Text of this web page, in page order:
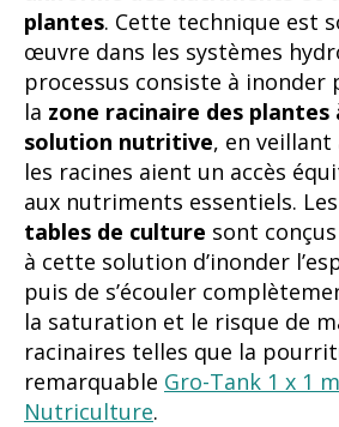
plantes. Cette technique est
œuvre dans les systèmes
processus consiste à inonder
la zone racinaire des plantes
solution nutritive, en veillant
les racines aient un accès
aux nutriments essentiels. Les
tables de culture sont
à cette solution d’inonder
puis de s’écouler
la saturation et le risque de
racinaires telles que la
remarquable Gro-Tank 1 x 1
Nutriculture.